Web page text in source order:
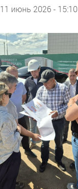
11 июнь 2026 - 15:10